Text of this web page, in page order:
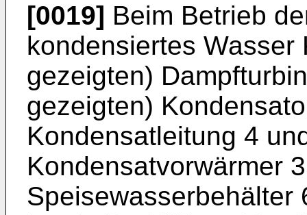
[0019] Beim Betrieb
kondensiertes
gezeigten)
gezeigten)
Kondensatleitung 4
Kondensatvorwärmer
Speisewasserbehälter